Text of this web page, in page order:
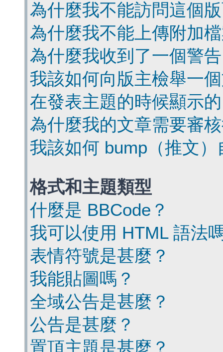
為什麼我不能訪問這個
為什麼我不能上傳附加
為什麼我收到了一個警
我該如何向版主檢舉一
在發表主題的時候顯示
為什麼我的文章需要審
我該如何 bump（推文
格式和主題類型
什麼是 BBCode？
我可以使用 HTML 語法
表情符號是甚麼？
我能貼圖嗎？
全域公告是甚麼？
公告是甚麼？
置頂主題是甚麼？